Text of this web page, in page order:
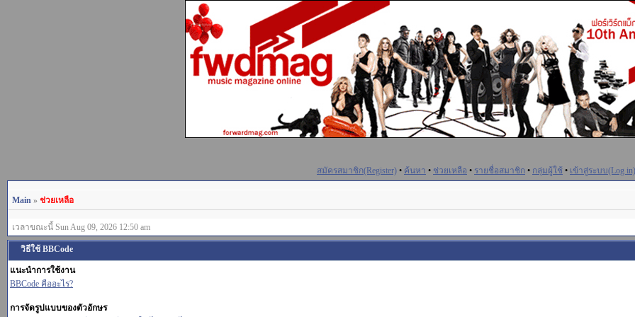
สมัครสมาชิก(Register) • ค้นหา • ช่วยเหลือ • รายชื่อสมาชิก • กลุ่มผู้ใช้ • เข้าสู่ระบบ(Log in)
Main » ช่วยเหลือ
เวลาขณะนี้ Sun Aug 09, 2026 12:50 am
วิธีใช้ BBCode
แนะนำการใช้งาน
BBCode คืออะไร?
การจัดรูปแบบของตัวอักษร